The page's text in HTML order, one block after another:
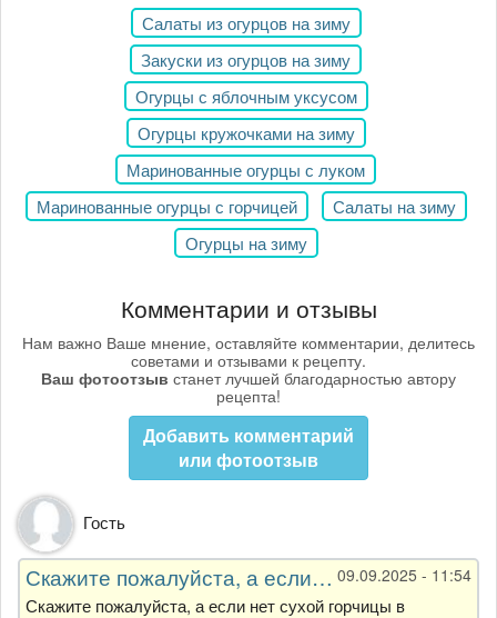
Салаты из огурцов на зиму
Закуски из огурцов на зиму
Огурцы с яблочным уксусом
Огурцы кружочками на зиму
Маринованные огурцы с луком
Маринованные огурцы с горчицей
Салаты на зиму
Огурцы на зиму
Комментарии и отзывы
Нам важно Ваше мнение, оставляйте комментарии, делитесь
советами и отзывами к рецепту.
Ваш фотоотзыв станет лучшей благодарностью автору
рецепта!
Добавить комментарий
или фотоотзыв
Гость
09.09.2025 - 11:54
Скажите пожалуйста, а если…
Скажите пожалуйста, а если нет сухой горчицы в